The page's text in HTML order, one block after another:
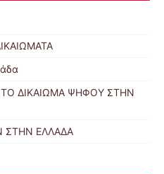
ΔΙΚΑΙΩΜΑ ΨΗΦΟΥ ΣΤΗΝ
ΣΤΗΝ ΕΛΛΑΔΑ